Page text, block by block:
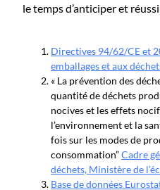
le temps d’anticiper et
Directives 94/62/CE et
emballages et aux
« La prévention des
quantité de déchets
nocives et les effets
l’environnement et la
fois sur les modes de
consommation”Cadre
déchets, Ministère de
Base de données